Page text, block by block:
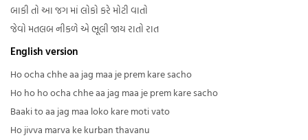
બાકી તો આ જગ માં લોકો કરે મોટી વાતો
જેવો મતલબ નીકળે એ ભૂલી જાય રાતો રાત
English version
Ho ocha chhe aa jag maa je prem kare sacho
Ho ho ho ocha chhe aa jag maa je prem kare sacho
Baaki to aa jag maa loko kare moti vato
Ho jivva marva ke kurban thavanu